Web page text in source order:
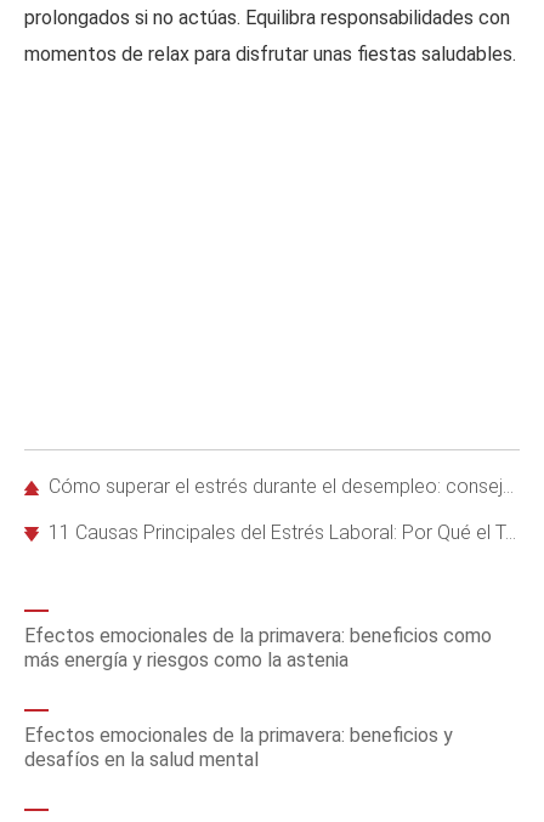
prolongados si no actúas. Equilibra responsabilidades con
momentos de relax para disfrutar unas fiestas saludables.
Cómo superar el estrés durante el desempleo: consejos prácticos y efectivos
11 Causas Principales del Estrés Laboral: Por Qué el Trabajo Puede Ser Tan Agobiante
Efectos emocionales de la primavera: beneficios como
más energía y riesgos como la astenia
Efectos emocionales de la primavera: beneficios y
desafíos en la salud mental